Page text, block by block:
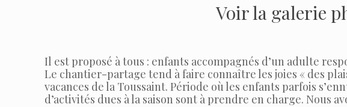
Voir la galerie
Il est proposé à tous : enfants accompagnés d’un adulte
Le chantier-partage tend à faire connaître les joies « des
vacances de la Toussaint. Période où les enfants parfois
d’activités dues à la saison sont à prendre en charge. Nous